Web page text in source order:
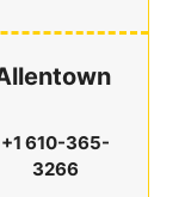
+1 610-365-
3266